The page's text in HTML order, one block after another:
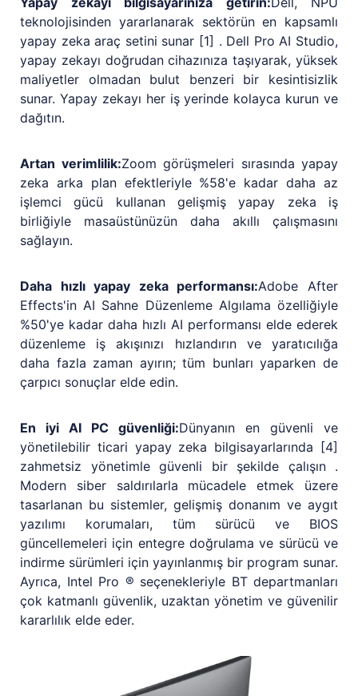
teknolojisinden yararlanarak sektörün en kapsamlı
yapay zeka araç setini sunar [1] . Dell Pro AI Studio,
yapay zekayı doğrudan cihazınıza taşıyarak, yüksek
maliyetler olmadan bulut benzeri bir kesintisizlik
sunar. Yapay zekayı her iş yerinde kolayca kurun ve
dağıtın.
Artan verimlilik:Zoom görüşmeleri sırasında yapay
zeka arka plan efektleriyle %58'e kadar daha az
işlemci gücü kullanan gelişmiş yapay zeka iş
birliğiyle masaüstünüzün daha akıllı çalışmasını
sağlayın.
Daha hızlı yapay zeka performansı:Adobe After
Effects'in AI Sahne Düzenleme Algılama özelliğiyle
%50'ye kadar daha hızlı AI performansı elde ederek
düzenleme iş akışınızı hızlandırın ve yaratıcılığa
daha fazla zaman ayırın; tüm bunları yaparken de
çarpıcı sonuçlar elde edin.
En iyi AI PC güvenliği:Dünyanın en güvenli ve
yönetilebilir ticari yapay zeka bilgisayarlarında [4]
zahmetsiz yönetimle güvenli bir şekilde çalışın .
Modern siber saldırılarla mücadele etmek üzere
tasarlanan bu sistemler, gelişmiş donanım ve aygıt
yazılımı korumaları, tüm sürücü ve BIOS
güncellemeleri için entegre doğrulama ve sürücü ve
indirme sürümleri için yayınlanmış bir program sunar.
Ayrıca, Intel Pro ® seçenekleriyle BT departmanları
çok katmanlı güvenlik, uzaktan yönetim ve güvenilir
kararlılık elde eder.